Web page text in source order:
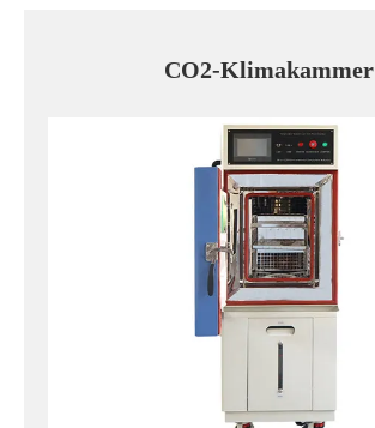
CO2-Klimakammer